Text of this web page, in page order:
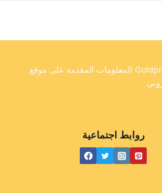
المعلومات المقدمة على موقع Goldpricesturkey.com مخصصة لأغراض إعلامية فقط ولا ينبغي اعتبارها نصيحة مالية. وفي حين أننا نسعى جاهدين لتوفير معلومات دقيقة وحديثة
روابط اجتماعية